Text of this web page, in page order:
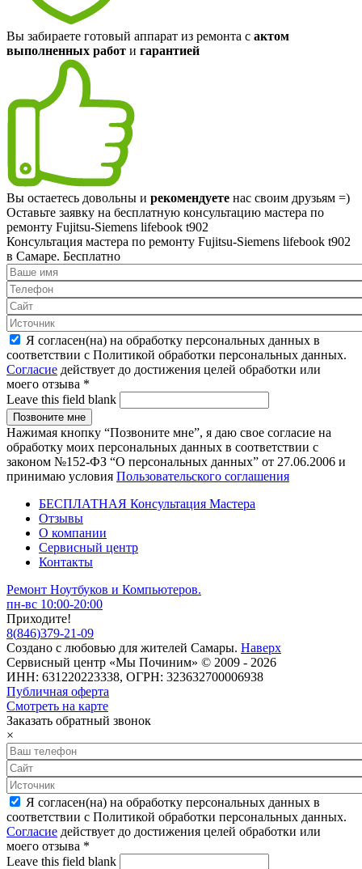
Вы забираете готовый аппарат из ремонта с актом
выполненных работ и гарантией
Вы остаетесь довольны и рекомендуете нас своим друзьям =)
Оставьте заявку на бесплатную консультацию мастера по
ремонту Fujitsu-Siemens lifebook t902
Консультация мастера по ремонту Fujitsu-Siemens lifebook t902
в Самаре. Бесплатно
Я согласен(на) на обработку персональных данных в
соответствии с Политикой обработки персональных данных.
Согласие действует до достижения целей обработки или
моего отзыва *
Leave this field blank
Нажимая кнопку “Позвоните мне”, я даю свое согласие на
обработку моих персональных данных в соответствии с
законом №152-ФЗ “О персональных данных” от 27.06.2006 и
принимаю условия Пользовательского соглашения
БЕСПЛАТНАЯ Консультация Мастера
Отзывы
О компании
Сервисный центр
Контакты
Ремонт Ноутбуков и Компьютеров.
пн-вс 10:00-20:00
Приходите!
8(846)379-21-09
Создано с любовью для жителей Самары. Наверх
Сервисный центр «Мы Починим» © 2009 - 2026
ИНН: 631220223338, ОГРН: 323632700006938
Публичная оферта
Смотреть на карте
Заказать обратный звонок
×
Я согласен(на) на обработку персональных данных в
соответствии с Политикой обработки персональных данных.
Согласие действует до достижения целей обработки или
моего отзыва *
Leave this field blank